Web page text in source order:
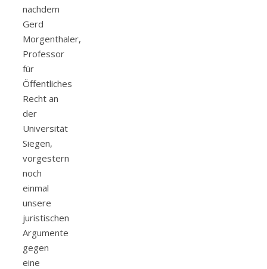
nachdem
Gerd
Morgenthaler,
Professor
für
Öffentliches
Recht an
der
Universität
Siegen,
vorgestern
noch
einmal
unsere
juristischen
Argumente
gegen
eine